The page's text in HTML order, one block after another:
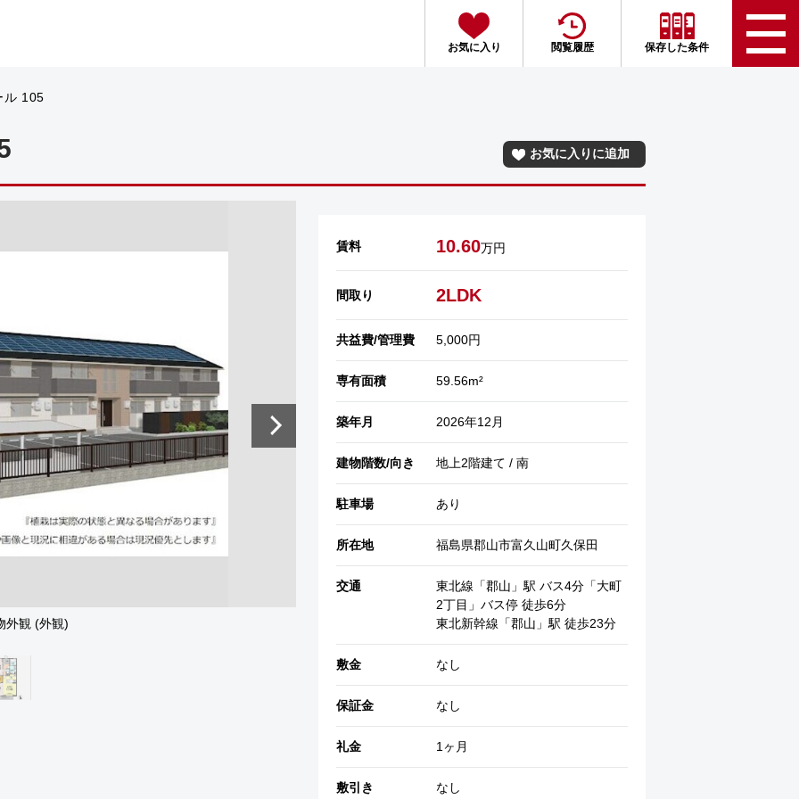
お気に入り 閲覧履歴 保存した条件
ル 105
お気に入りに追加
外観 (外観) その他 (住戸)
賃料 10.60万円
間取り 2LDK
共益費/管理費 5,000円
専有面積 59.56m²
築年月 2026年12月
建物階数/向き 地上2階建て / 南
駐車場 あり
所在地 福島県郡山市富久山町久保田
交通
東北線「郡山」駅 バス4分「大町
2丁目」バス停 徒歩6分
東北新幹線「郡山」駅 徒歩23分
敷金 なし
保証金 なし
礼金 1ヶ月
敷引き なし